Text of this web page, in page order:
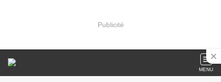
Publicité
MENU